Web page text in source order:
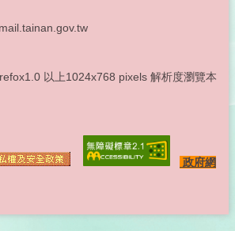
以上1024x768 pixels 解析度瀏覽本
政府網